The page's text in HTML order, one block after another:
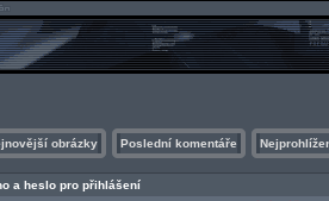
obrázky Poslední komentáře
a heslo pro přihlášení